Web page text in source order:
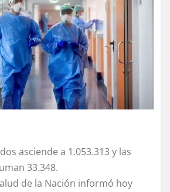
asciende a 1.053.313 y las
33.348.
de la Nación informó hoy